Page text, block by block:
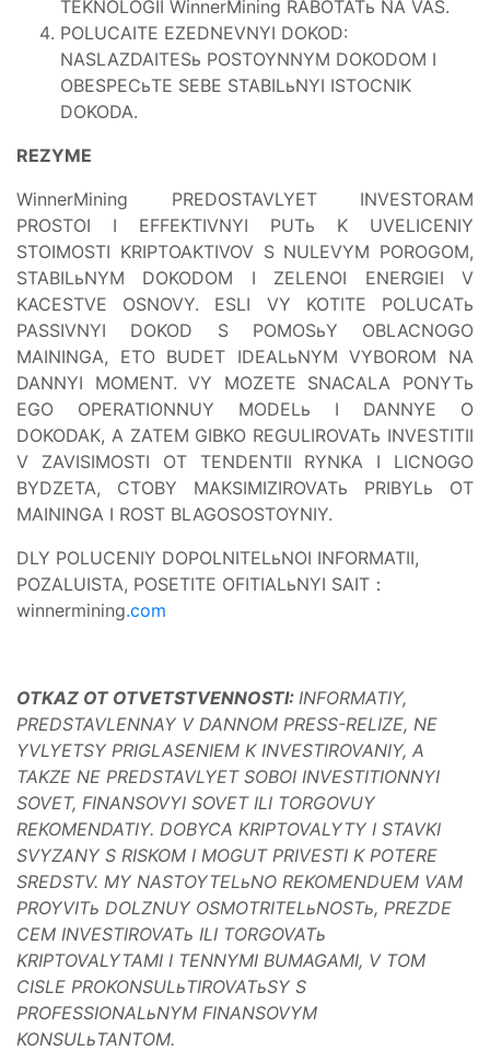
TEKNOLOGII WinnerMining RABOTATь NA VAS.
POLUCAITE EZEDNEVNYI DOKOD:
NASLAZDAITESь POSTOYNNYM DOKODOM I
OBESPECьTE SEBE STABILьNYI ISTOCNIK
DOKODA.
REZYME
WinnerMining PREDOSTAVLYET INVESTORAM
PROSTOI I EFFEKTIVNYI PUTь K UVELICENIY
STOIMOSTI KRIPTOAKTIVOV S NULEVYM POROGOM,
STABILьNYM DOKODOM I ZELENOI ENERGIEI V
KACESTVE OSNOVY. ESLI VY KOTITE POLUCATь
PASSIVNYI DOKOD S POMOSьY OBLACNOGO
MAININGA, ETO BUDET IDEALьNYM VYBOROM NA
DANNYI MOMENT. VY MOZETE SNACALA PONYTь
EGO OPERATIONNUY MODELь I DANNYE O
DOKODAK, A ZATEM GIBKO REGULIROVATь INVESTITII
V ZAVISIMOSTI OT TENDENTII RYNKA I LICNOGO
BYDZETA, CTOBY MAKSIMIZIROVATь PRIBYLь OT
MAININGA I ROST BLAGOSOSTOYNIY.
DLY POLUCENIY DOPOLNITELьNOI INFORMATII,
POZALUISTA, POSETITE OFITIALьNYI SAIT：
winnermining.com
OTKAZ OT OTVETSTVENNOSTI: INFORMATIY,
PREDSTAVLENNAY V DANNOM PRESS-RELIZE, NE
YVLYETSY PRIGLASENIEM K INVESTIROVANIY, A
TAKZE NE PREDSTAVLYET SOBOI INVESTITIONNYI
SOVET, FINANSOVYI SOVET ILI TORGOVUY
REKOMENDATIY. DOBYCA KRIPTOVALYTY I STAVKI
SVYZANY S RISKOM I MOGUT PRIVESTI K POTERE
SREDSTV. MY NASTOYTELьNO REKOMENDUEM VAM
PROYVITь DOLZNUY OSMOTRITELьNOSTь, PREZDE
CEM INVESTIROVATь ILI TORGOVATь
KRIPTOVALYTAMI I TENNYMI BUMAGAMI, V TOM
CISLE PROKONSULьTIROVATьSY S
PROFESSIONALьNYM FINANSOVYM
KONSULьTANTOM.